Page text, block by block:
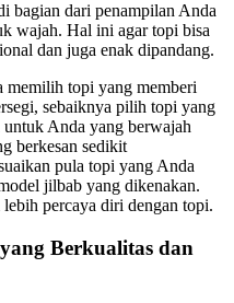
bagian dari penampilan Anda
wajah. Hal ini agar topi bisa
dan juga enak dipandang.
memilih topi yang memberi
sebaiknya pilih topi yang
Anda yang berwajah
berkesan sedikit
pula topi yang Anda
jilbab yang dikenakan.
percaya diri dengan topi.
Berkualitas dan